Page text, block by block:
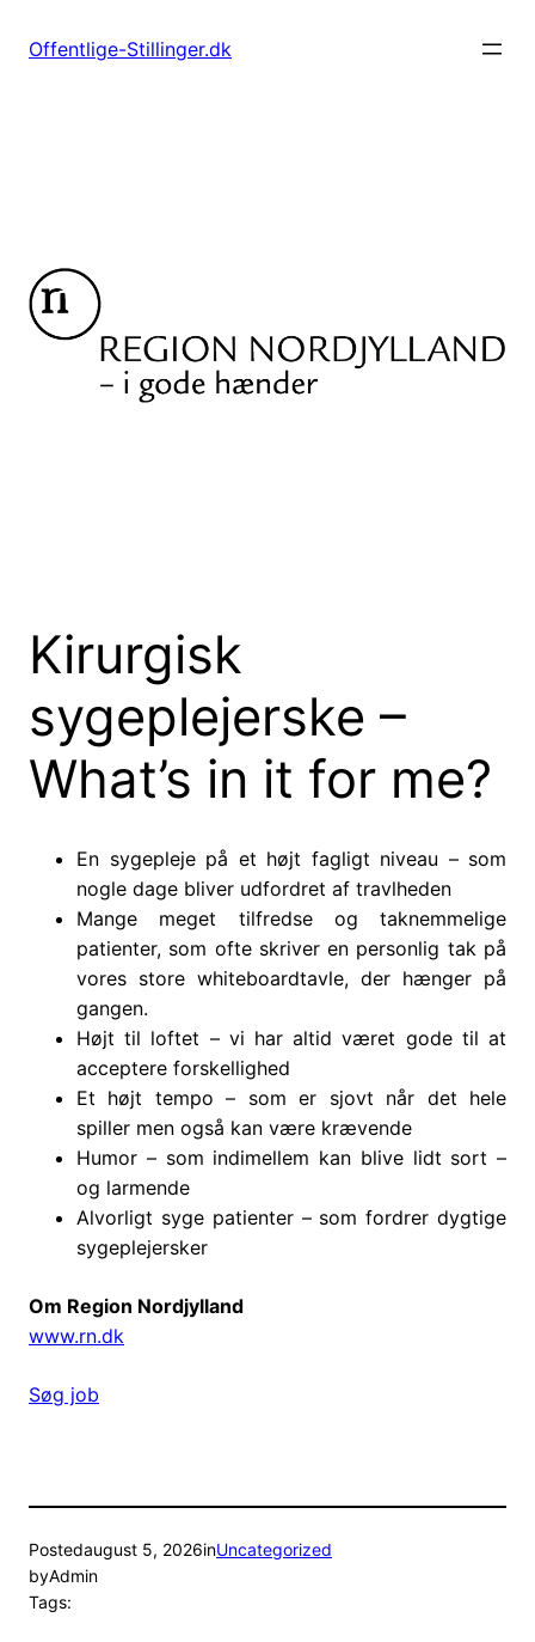
Offentlige-Stillinger.dk
Kirurgisk
sygeplejerske –
What’s in it for me?
En sygepleje på et højt fagligt niveau – som
nogle dage bliver udfordret af travlheden
Mange meget tilfredse og taknemmelige
patienter, som ofte skriver en personlig tak på
vores store whiteboardtavle, der hænger på
gangen.
Højt til loftet – vi har altid været gode til at
acceptere forskellighed
Et højt tempo – som er sjovt når det hele
spiller men også kan være krævende
Humor – som indimellem kan blive lidt sort –
og larmende
Alvorligt syge patienter – som fordrer dygtige
sygeplejersker
Om Region Nordjylland
www.rn.dk
Søg job
Postedaugust 5, 2026inUncategorized
byAdmin
Tags: